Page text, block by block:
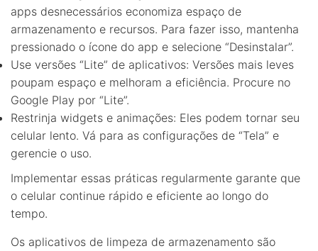
apps desnecessários economiza espaço de
armazenamento e recursos. Para fazer isso, mantenha
pressionado o ícone do app e selecione “Desinstalar”.
Use versões “Lite” de aplicativos: Versões mais leves
poupam espaço e melhoram a eficiência. Procure no
Google Play por “Lite”.
Restrinja widgets e animações: Eles podem tornar seu
celular lento. Vá para as configurações de “Tela” e
gerencie o uso.
Implementar essas práticas regularmente garante que
o celular continue rápido e eficiente ao longo do
tempo.
Os aplicativos de limpeza de armazenamento são